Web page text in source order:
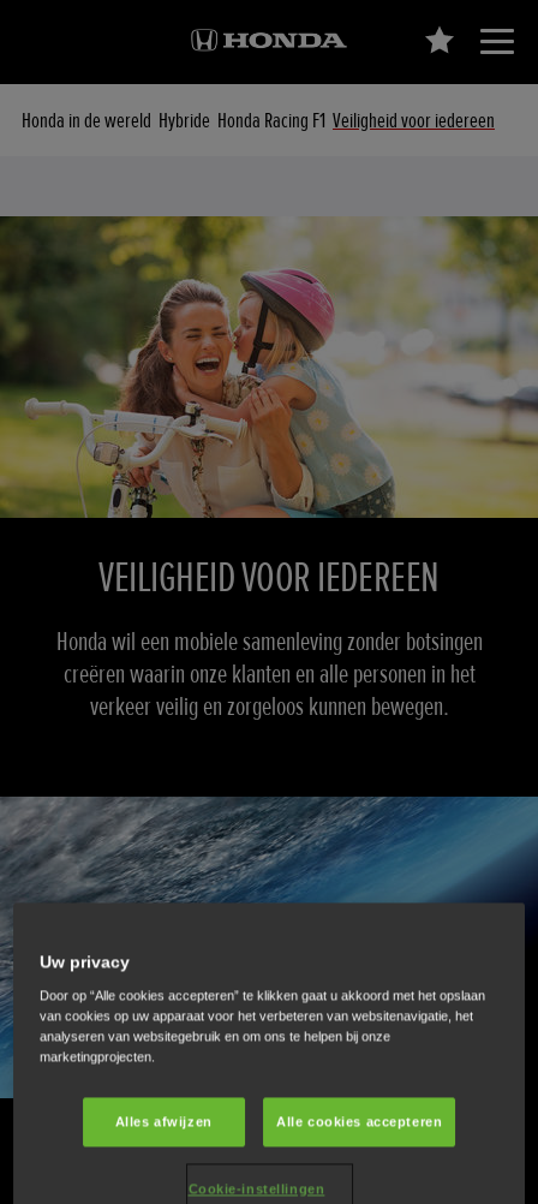
Honda in de wereld Hybride Honda Racing F1 Veiligheid voor iedereen
VEILIGHEID VOOR IEDEREEN
Honda wil een mobiele samenleving zonder botsingen
creëren waarin onze klanten en alle personen in het
verkeer veilig en zorgeloos kunnen bewegen.
Falen was geen optie
Uw privacy
Door op “Alle cookies accepteren” te klikken gaat u akkoord met het opslaan
van cookies op uw apparaat voor het verbeteren van websitenavigatie, het
analyseren van websitegebruik en om ons te helpen bij onze
marketingprojecten.
Alles afwijzen Alle cookies accepteren
Cookie-instellingen